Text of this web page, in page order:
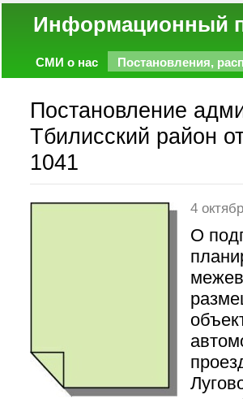
СМИ о нас Постановления,
Постановление
Тбилисский район
1041
4
О